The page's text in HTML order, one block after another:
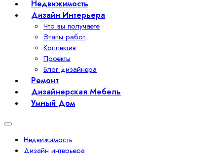
Недвижимость
Дизайн Интерьера
Что вы получаете
Этапы работ
Коллектив
Проекты
Блог дизайнера
Ремонт
Дизайнерская Мебель
Умный Дом
Недвижимость
Дизайн интерьера